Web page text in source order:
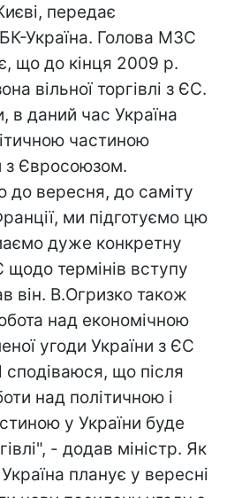
передає
Україна. Голова МЗС
що до кінця 2009 р.
вільної торгівлі з ЄС.
в даний час Україна
частиною
з Євросоюзом.
до вересня, до саміту
ми підготуємо цю
дуже конкретну
щодо термінів вступу
він. В.Огризко також
над економічною
угоди України з ЄС
що після
над політичною і
у України буде
- додав міністр. Як
планує у вересні